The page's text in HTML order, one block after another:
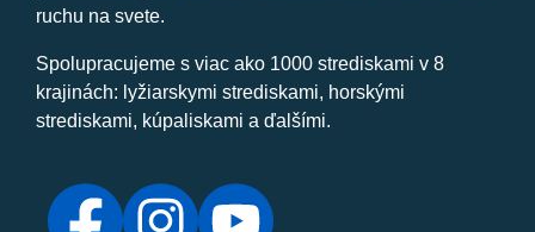
ruchu na svete.
Spolupracujeme s viac ako 1000 strediskami v 8
krajinách: lyžiarskymi strediskami, horskými
strediskami, kúpaliskami a ďalšími.